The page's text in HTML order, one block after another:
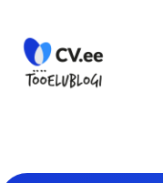
content